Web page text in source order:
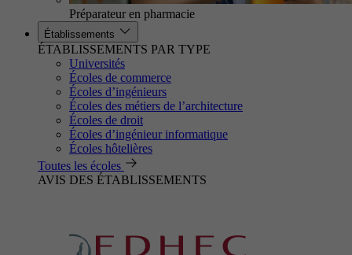
Préparateur en pharmacie
Établissements
ÉTABLISSEMENTS PAR TYPE
Universités
Écoles de commerce
Écoles d’ingénieurs
Écoles des métiers de l’architecture
Écoles de droit
Écoles d’ingénieur informatique
Écoles hôtelières
Toutes les écoles
AVIS DES ÉTABLISSEMENTS